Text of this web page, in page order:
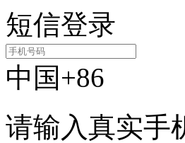
短信登录
中国+86
请输入真实手